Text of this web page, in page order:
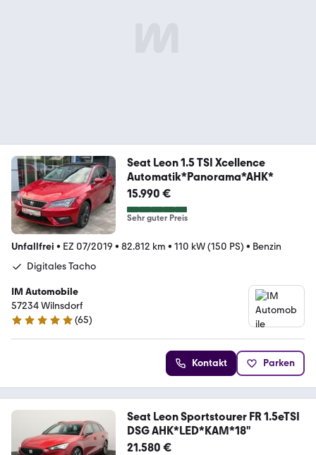
Seat Leon 1.5 TSI Xcellence
Automatik*Panorama*AHK*
15.990 €
Sehr guter Preis
Unfallfrei • EZ 07/2019 • 82.812 km • 110 kW (150 PS) • Benzin
Digitales Tacho
IM Automobile
57234 Wilnsdorf
4.8 Sterne
(65)
Kontakt Parken
Seat Leon Sportstourer FR 1.5eTSI
DSG AHK*LED*KAM*18"
21.580 €